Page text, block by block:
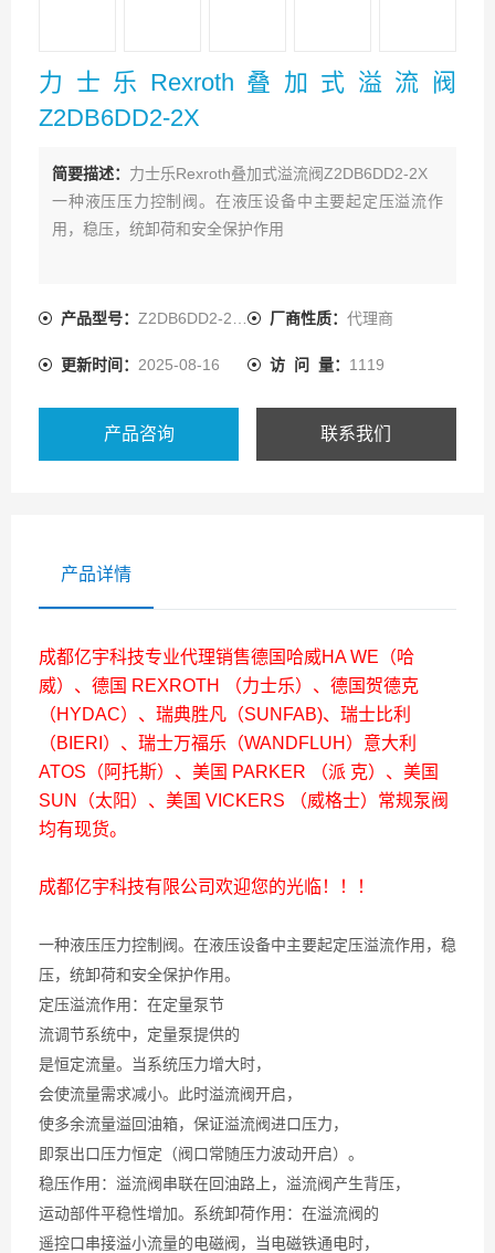
力士乐Rexroth叠加式溢流阀
Z2DB6DD2-2X
简要描述： 力士乐Rexroth叠加式溢流阀Z2DB6DD2-2X
一种液压压力控制阀。在液压设备中主要起定压溢流作
用，稳压，统卸荷和安全保护作用
产品型号： Z2DB6DD2-2X/200 厂商性质： 代理商
更新时间： 2025-08-16 访 问 量： 1119
产品咨询 联系我们
产品详情
成都亿宇科技专业代理销售德国哈威HA WE（哈
威）、德国 REXROTH （力士乐）、德国贺德克
（HYDAC）、瑞典胜凡（SUNFAB)、瑞士比利
（BIERI）、瑞士万福乐（WANDFLUH）意大利
ATOS（阿托斯）、美国 PARKER （派 克）、美国
SUN（太阳）、美国 VICKERS （威格士）常规泵阀
均有现货。
成都亿宇科技有限公司欢迎您的光临！！！
一种液压压力控制阀。在液压设备中主要起定压溢流作用，稳
压，统卸荷和安全保护作用。
定压溢流作用：在定量泵节
流调节系统中，定量泵提供的
是恒定流量。当系统压力增大时，
会使流量需求减小。此时溢流阀开启，
使多余流量溢回油箱，保证溢流阀进口压力，
即泵出口压力恒定（阀口常随压力波动开启）。
稳压作用：溢流阀串联在回油路上，溢流阀产生背压，
运动部件平稳性增加。系统卸荷作用：在溢流阀的
遥控口串接溢小流量的电磁阀，当电磁铁通电时，